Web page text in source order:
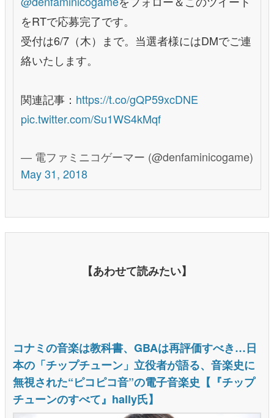
をRTで応募完了です。
受付は6/7（木）まで。当選者様にはDMでご連
絡いたします。
関連記事： https://t.co/gQP59xcDNE
pic.twitter.com/Su1WS4kMqf
— 電ファミニコゲーマー (@denfaminicogame)
May 31, 2018
【あわせて読みたい】